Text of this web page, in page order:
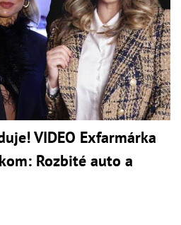
VIDEO Exfarmárka
Rozbité auto a